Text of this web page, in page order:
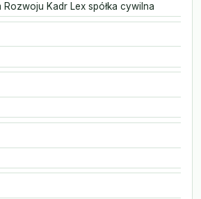
Rozwoju Kadr Lex spółka cywilna